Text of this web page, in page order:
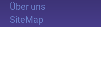
Über uns
SiteMap